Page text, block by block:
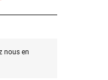
nous en